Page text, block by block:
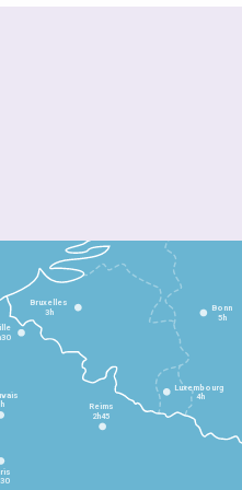
Reims
2h45
Bruxelles
3h Bonn
5h
Luxembourg
4h